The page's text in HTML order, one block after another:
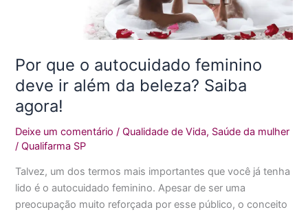
Por que o autocuidado feminino
deve ir além da beleza? Saiba
agora!
Deixe um comentário /Qualidade de Vida, Saúde da mulher
/Qualifarma SP
Talvez, um dos termos mais importantes que você já tenha
lido é o autocuidado feminino. Apesar de ser uma
preocupação muito reforçada por esse público, o conceito
além
beleza?
Saiba
agora!